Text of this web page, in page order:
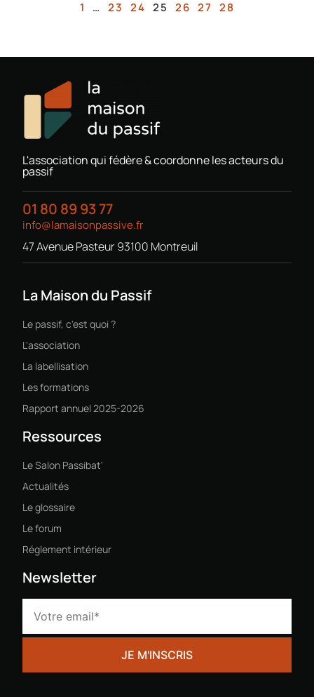
1 … 23 24 25 26 27 28
L'association qui fédère & coordonne les acteurs du
passif
01 80 89 93 77
info@lamaisonpassive.fr
47 Avenue Pasteur 93100 Montreuil
La Maison du Passif
Le passif, c'est quoi ?
L'association
La labellisation
Les formations
Rapport annuel 2025-2026
Ressources
Le Salon Passibat'
Actualités
Le glossaire
Le forum
Réglement intérieur
Newsletter